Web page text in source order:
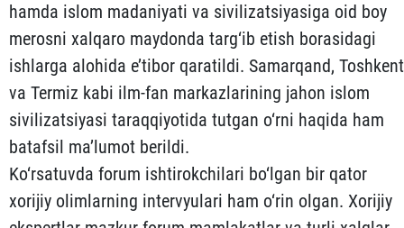
hamda islom madaniyati va sivilizatsiyasiga oid boy
merosni xalqaro maydonda targ‘ib etish borasidagi
ishlarga alohida e’tibor qaratildi. Samarqand, Toshkent
va Termiz kabi ilm-fan markazlarining jahon islom
sivilizatsiyasi taraqqiyotida tutgan o‘rni haqida ham
batafsil ma’lumot berildi.
Ko‘rsatuvda forum ishtirokchilari bo‘lgan bir qator
xorijiy olimlarning intervyulari ham o‘rin olgan. Xorijiy